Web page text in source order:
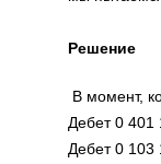
Решение
В момент,
Дебет 0 401
Дебет 0 103